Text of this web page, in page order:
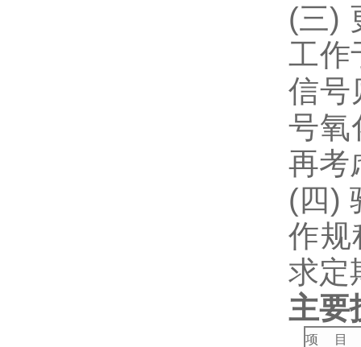
(三)
工作
信号
号氧
再考
(四)
作规
求定
主要
项 目